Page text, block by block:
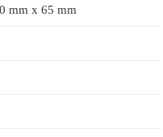
mm x 65 mm